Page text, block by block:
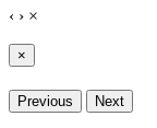
‹ › ×
×
Previous Next